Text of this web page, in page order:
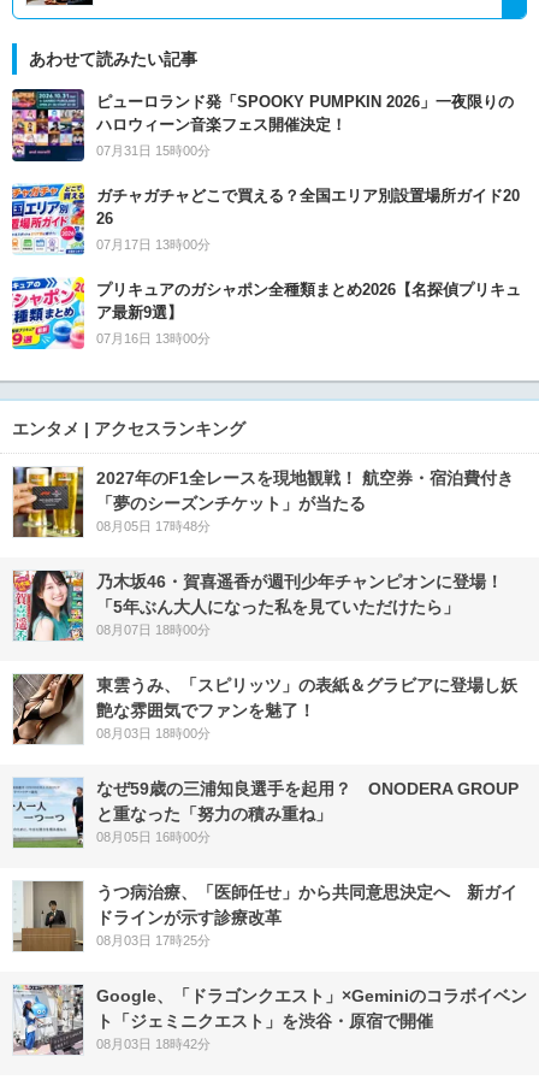
あわせて読みたい記事
ピューロランド発「SPOOKY PUMPKIN 2026」一夜限りの
ハロウィーン音楽フェス開催決定！
07月31日 15時00分
ガチャガチャどこで買える？全国エリア別設置場所ガイド20
26
07月17日 13時00分
プリキュアのガシャポン全種類まとめ2026【名探偵プリキュ
ア最新9選】
07月16日 13時00分
エンタメ | アクセスランキング
2027年のF1全レースを現地観戦！ 航空券・宿泊費付き
「夢のシーズンチケット」が当たる
08月05日 17時48分
乃木坂46・賀喜遥香が週刊少年チャンピオンに登場！
「5年ぶん大人になった私を見ていただけたら」
08月07日 18時00分
東雲うみ、「スピリッツ」の表紙＆グラビアに登場し妖
艶な雰囲気でファンを魅了！
08月03日 18時00分
なぜ59歳の三浦知良選手を起用？ ONODERA GROUP
と重なった「努力の積み重ね」
08月05日 16時00分
うつ病治療、「医師任せ」から共同意思決定へ 新ガイ
ドラインが示す診療改革
08月03日 17時25分
Google、「ドラゴンクエスト」×Geminiのコラボイベン
ト「ジェミニクエスト」を渋谷・原宿で開催
08月03日 18時42分